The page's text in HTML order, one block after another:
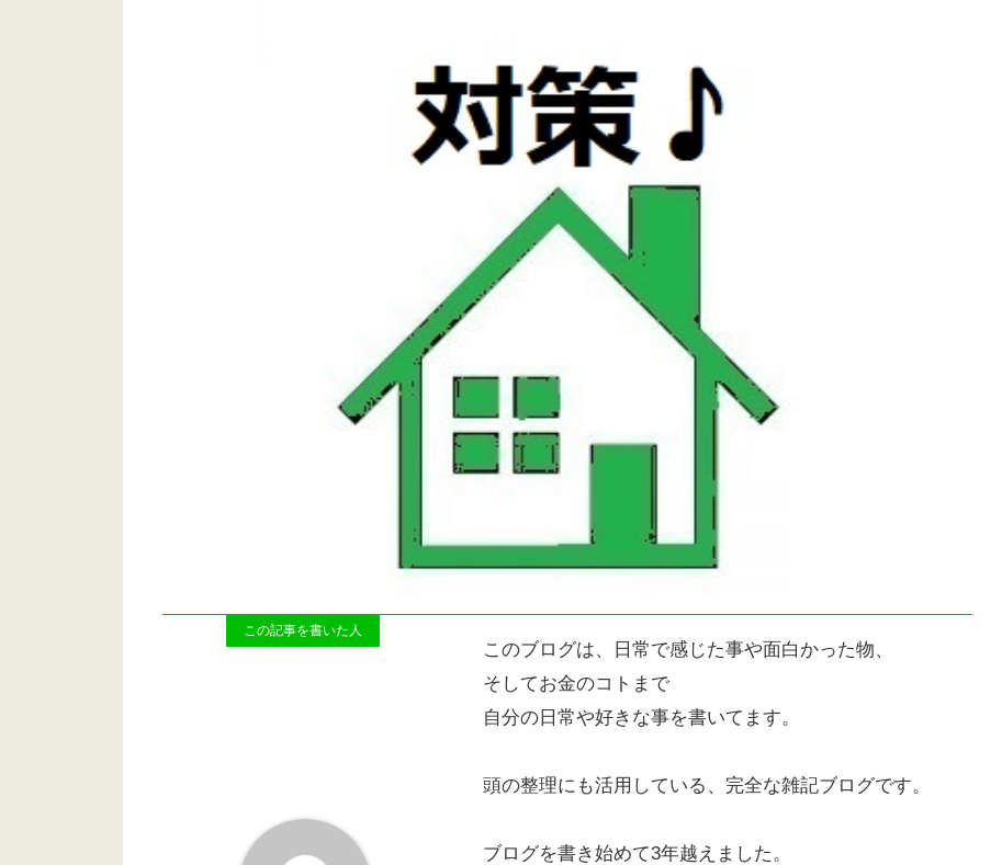
このブログは、日常で感じた事や面白かった物、
そしてお金のコトまで
自分の日常や好きな事を書いてます。
頭の整理にも活用している、完全な雑記ブログです。
ブログを書き始めて3年越えました。